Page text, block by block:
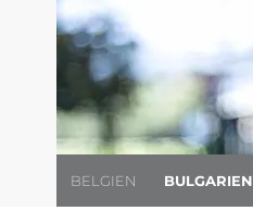
BELGIEN BULGARIEN